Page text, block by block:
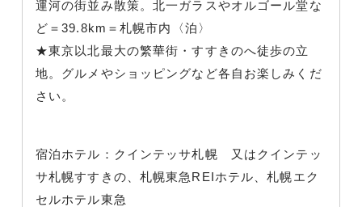
運河の街並み散策。北一ガラスやオルゴール堂な
ど＝39.8km＝札幌市内〈泊〉
★東京以北最大の繁華街・すすきのへ徒歩の立
地。グルメやショッピングなど各自お楽しみくだ
さい。
宿泊ホテル：クインテッサ札幌 又はクインテッ
サ札幌すすきの、札幌東急REIホテル、札幌エク
セルホテル東急